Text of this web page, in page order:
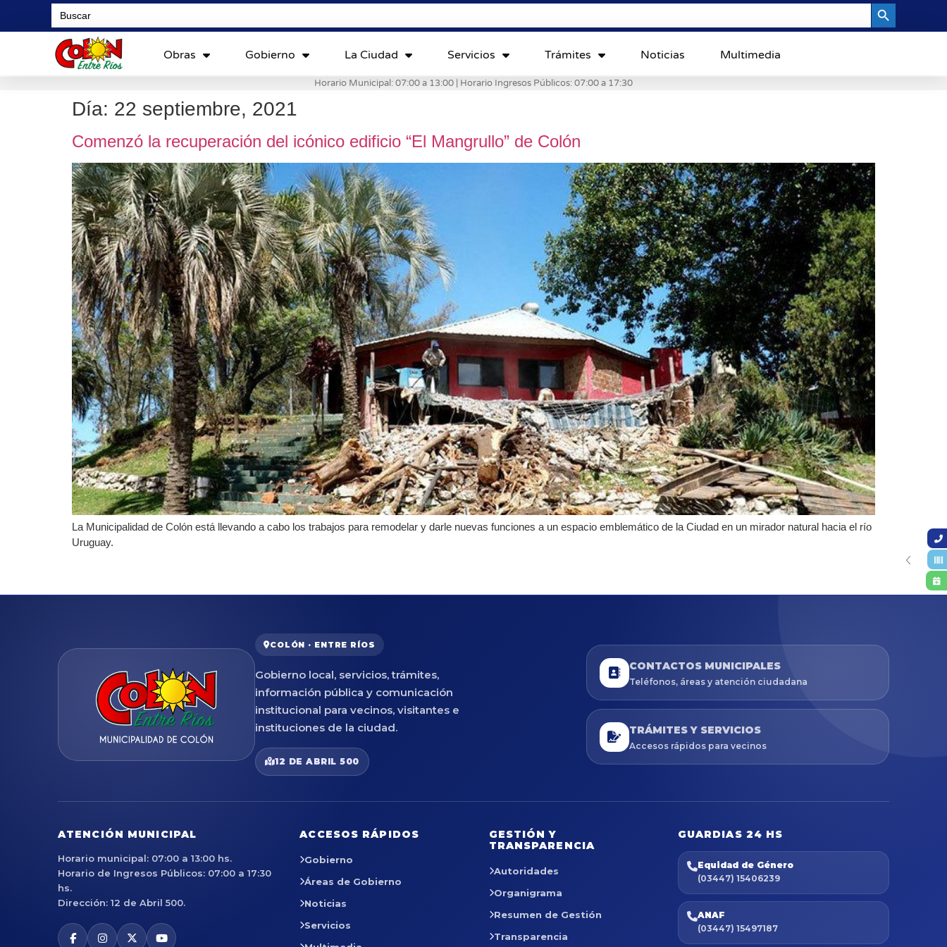
Search
for:
Obras Gobierno La Ciudad Servicios Trámites Noticias Multimedia
Horario Municipal: 07:00 a 13:00 | Horario Ingresos Públicos: 07:00 a 17:30
Día: 22 septiembre, 2021
Comenzó la recuperación del icónico edificio “El Mangrullo” de Colón
La Municipalidad de Colón está llevando a cabo los trabajos para remodelar y darle nuevas funciones a un espacio emblemático de la Ciudad en un mirador natural hacia el río
Uruguay.
COLÓN · ENTRE RÍOS
Gobierno local, servicios, trámites,
información pública y comunicación
institucional para vecinos, visitantes e
instituciones de la ciudad.
12 DE ABRIL 500
CONTACTOS MUNICIPALES
Teléfonos, áreas y atención ciudadana
TRÁMITES Y SERVICIOS
Accesos rápidos para vecinos
ATENCIÓN MUNICIPAL
Horario municipal: 07:00 a 13:00 hs.
Horario de Ingresos Públicos: 07:00 a 17:30
hs.
Dirección: 12 de Abril 500.
ACCESOS RÁPIDOS
Gobierno
Áreas de Gobierno
Noticias
Servicios
GESTIÓN Y
TRANSPARENCIA
Autoridades
Organigrama
Resumen de Gestión
Transparencia
GUARDIAS 24 HS
Equidad de Género
(03447) 15406239
ANAF
(03447) 15497187